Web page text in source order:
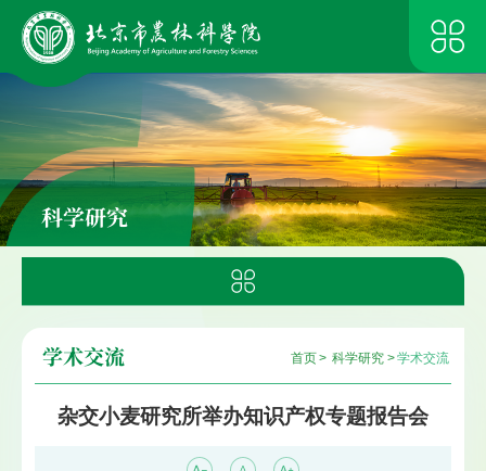
科学研究
首页> 科学研究 >学术交流
学术交流
杂交小麦研究所举办知识产权专题报告会